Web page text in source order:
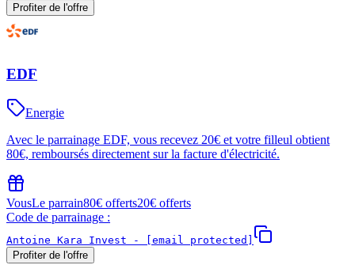
Profiter de l'offre
EDF
Energie
Avec le parrainage EDF, vous recevez 20€ et votre filleul obtient
80€, remboursés directement sur la facture d'électricité.
VousLe parrain80€ offerts20€ offerts
Code de parrainage :
Antoine Kara Invest -
[email protected]
Profiter de l'offre